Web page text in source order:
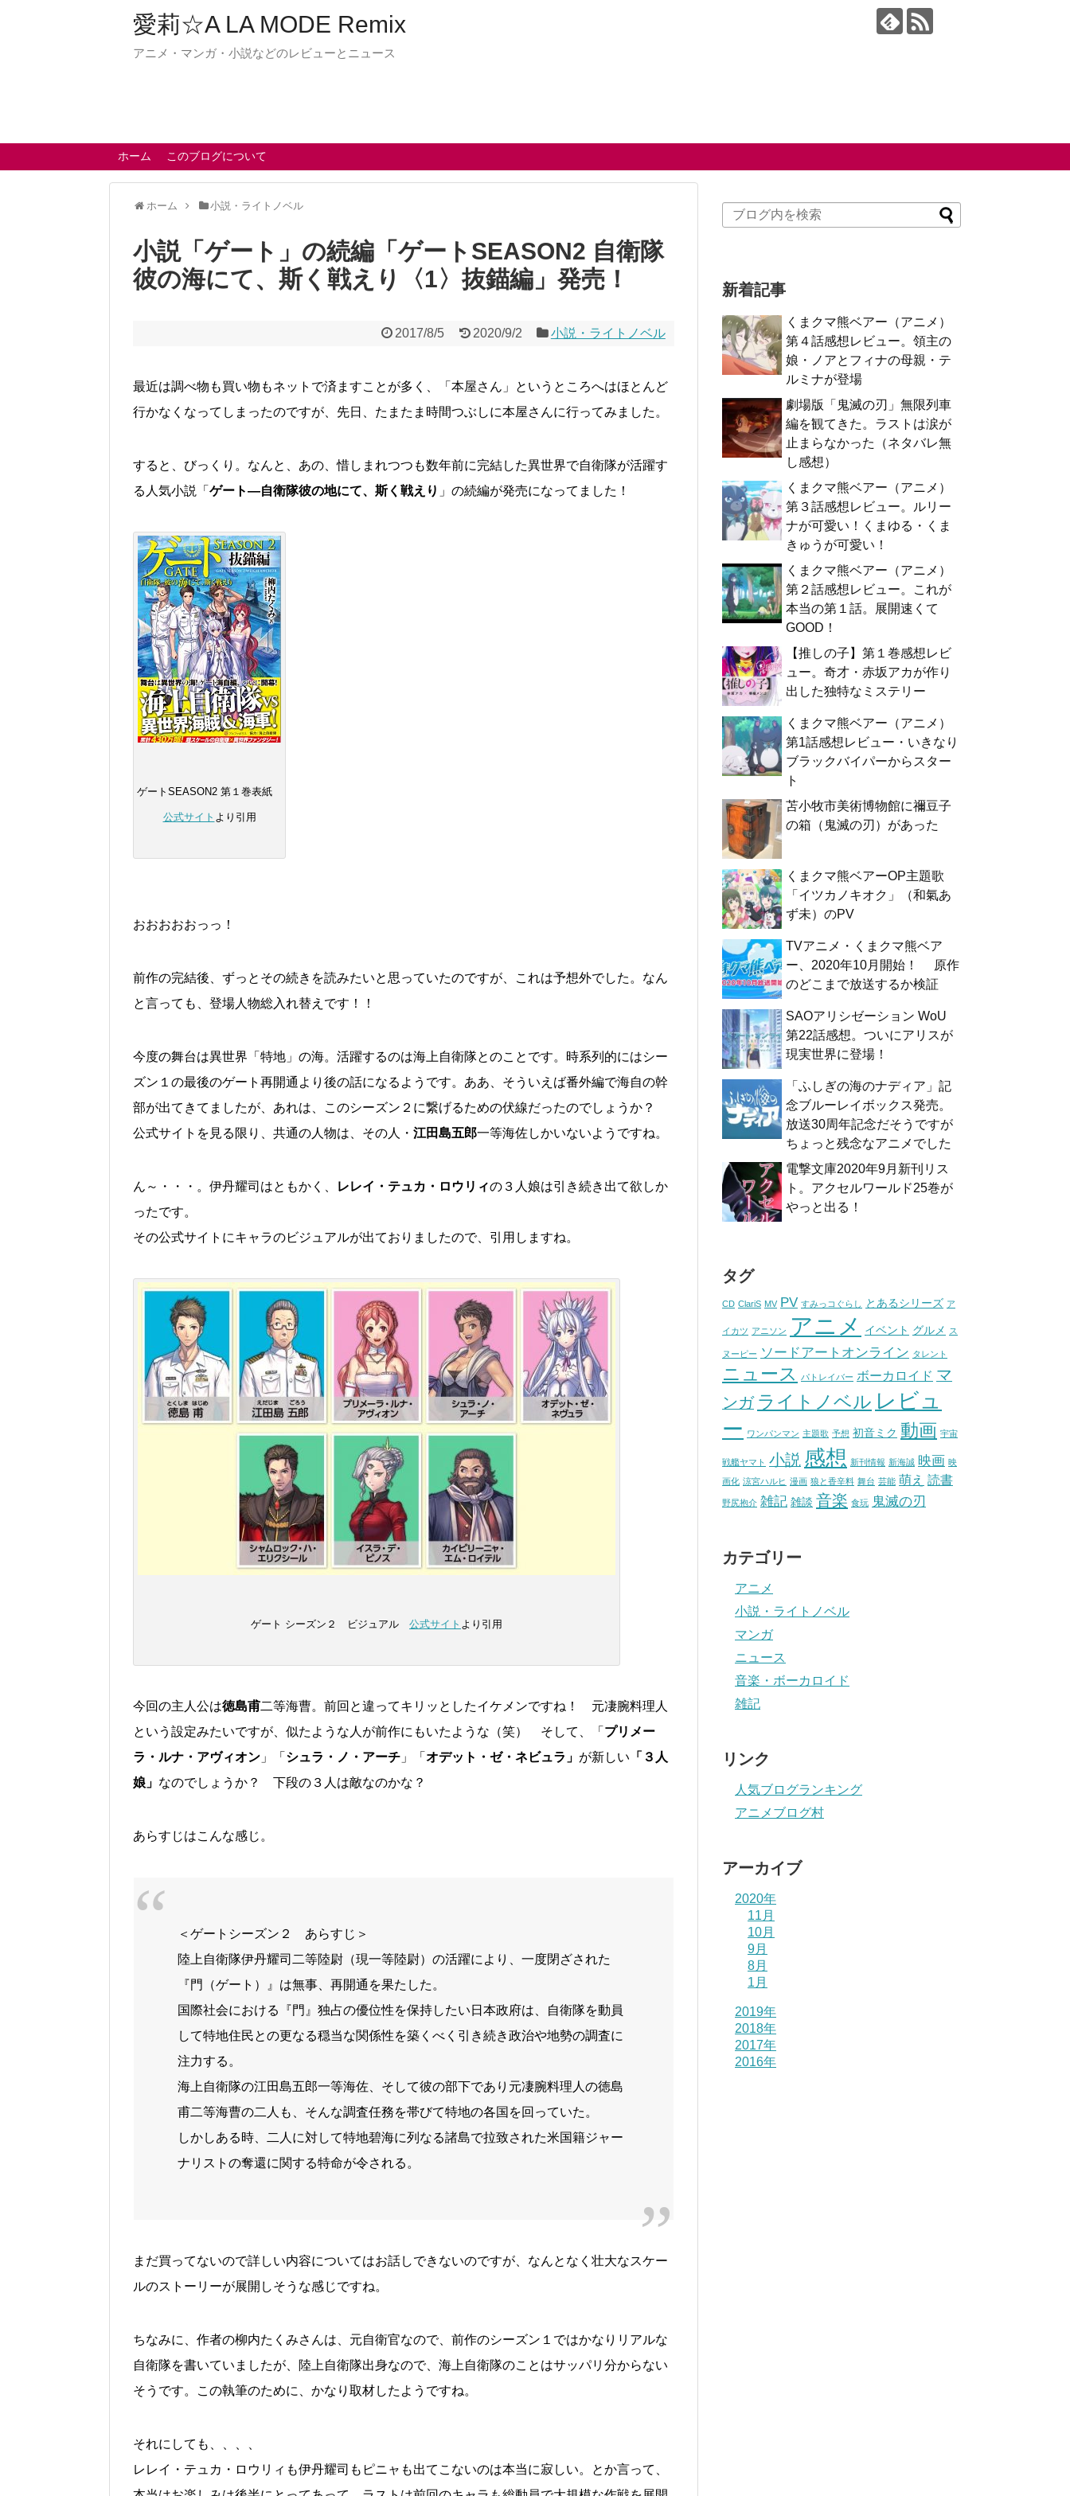
愛莉☆A LA MODE Remix
アニメ・マンガ・小説などのレビューとニュース
ホーム このブログについて
ホーム 小説・ライトノベル
小説「ゲート」の続編「ゲートSEASON2 自衛隊
彼の海にて、斯く戦えり〈1〉抜錨編」発売！
2017/8/5 2020/9/2 小説・ライトノベル
最近は調べ物も買い物もネットで済ますことが多く、「本屋さん」というところへはほとんど
行かなくなってしまったのですが、先日、たまたま時間つぶしに本屋さんに行ってみました。
すると、びっくり。なんと、あの、惜しまれつつも数年前に完結した異世界で自衛隊が活躍す
る人気小説「 ゲート―自衛隊彼の地にて、斯く戦えり 」の続編が発売になってました！
ゲートSEASON2 第１巻表紙
公式サイト より引用
おおおおおっっ！
前作の完結後、ずっとその続きを読みたいと思っていたのですが、これは予想外でした。なん
と言っても、登場人物総入れ替えです！！
今度の舞台は異世界「特地」の海。活躍するのは海上自衛隊とのことです。時系列的にはシー
ズン１の最後のゲート再開通より後の話になるようです。ああ、そういえば番外編で海自の幹
部が出てきてましたが、あれは、このシーズン２に繋げるための伏線だったのでしょうか？
公式サイトを見る限り、共通の人物は、その人・ 江田島五郎一等海佐しかいないようですね。
ん～・・・。伊丹耀司はともかく、 レレイ・テュカ・ロウリィの３人娘は引き続き出て欲しか
ったです。
その公式サイトにキャラのビジュアルが出ておりましたので、引用しますね。
ゲート シーズン２ ビジュアル 公式サイト より引用
今回の主人公は徳島甫二等海曹。前回と違ってキリッとしたイケメンですね！ 元凄腕料理人
という設定みたいですが、似たような人が前作にもいたような（笑） そして、「 プリメー
ラ・ルナ・アヴィオン 」「 シュラ・ノ・アーチ 」「 オデット・ゼ・ネビュラ」 が新しい 「３人
娘」 なのでしょうか？ 下段の３人は敵なのかな？
あらすじはこんな感じ。
＜ゲートシーズン２ あらすじ＞
陸上自衛隊伊丹耀司二等陸尉（現一等陸尉）の活躍により、一度閉ざされた
『門（ゲート）』は無事、再開通を果たした。
国際社会における『門』独占の優位性を保持したい日本政府は、自衛隊を動員
して特地住民との更なる穏当な関係性を築くべく引き続き政治や地勢の調査に
注力する。
海上自衛隊の江田島五郎一等海佐、そして彼の部下であり元凄腕料理人の徳島
甫二等海曹の二人も、そんな調査任務を帯びて特地の各国を回っていた。
しかしある時、二人に対して特地碧海に列なる諸島で拉致された米国籍ジャー
ナリストの奪還に関する特命が令される。
まだ買ってないので詳しい内容についてはお話しできないのですが、なんとなく壮大なスケー
ルのストーリーが展開しそうな感じですね。
ちなみに、作者の柳内たくみさんは、元自衛官なので、前作のシーズン１ではかなりリアルな
自衛隊を書いていましたが、陸上自衛隊出身なので、海上自衛隊のことはサッパリ分からない
そうです。この執筆のために、かなり取材したようですね。
それにしても、、、、
レレイ・テュカ・ロウリィも伊丹耀司もピニャも出てこないのは本当に寂しい。とか言って、
新着記事
くまクマ熊ベアー（アニメ）
第４話感想レビュー。領主の
娘・ノアとフィナの母親・テ
ルミナが登場
劇場版「鬼滅の刃」無限列車
編を観てきた。ラストは涙が
止まらなかった（ネタバレ無
し感想）
くまクマ熊ベアー（アニメ）
第３話感想レビュー。ルリー
ナが可愛い！くまゆる・くま
きゅうが可愛い！
くまクマ熊ベアー（アニメ）
第２話感想レビュー。これが
本当の第１話。展開速くて
GOOD！
【推しの子】第１巻感想レビ
ュー。奇才・赤坂アカが作り
出した独特なミステリー
くまクマ熊ベアー（アニメ）
第1話感想レビュー・いきなり
ブラックバイパーからスター
ト
苫小牧市美術博物館に禰豆子
の箱（鬼滅の刃）があった
くまクマ熊ベアーOP主題歌
「イツカノキオク」（和氣あ
ず未）のPV
TVアニメ・くまクマ熊ベア
ー、2020年10月開始！ 原作
のどこまで放送するか検証
SAOアリシゼーション WoU
第22話感想。ついにアリスが
現実世界に登場！
「ふしぎの海のナディア」記
念ブルーレイボックス発売。
放送30周年記念だそうですが
ちょっと残念なアニメでした
電撃文庫2020年9月新刊リス
ト。アクセルワールド25巻が
やっと出る！
タグ
CD ClariS MV PV すみっコぐらし とあるシリーズ ア
イカツ アニソン アニメ イベント グルメ ス
ヌーピー ソードアートオンライン タレント
ニュース パトレイバー ボーカロイド マ
ンガ ライトノベル レビュ
ー ワンパンマン 主題歌 予想 初音ミク 動画 宇宙
戦艦ヤマト 小説 感想 新刊情報 新海誠 映画 映
画化 涼宮ハルヒ 漫画 狼と香辛料 舞台 芸能 萌え 読書
野尻抱介 雑記 雑談 音楽 食玩 鬼滅の刃
カテゴリー
アニメ
小説・ライトノベル
マンガ
ニュース
音楽・ボーカロイド
雑記
リンク
人気ブログランキング
アニメブログ村
アーカイブ
2020年
11月
10月
9月
8月
1月
2019年
2018年
2017年
2016年